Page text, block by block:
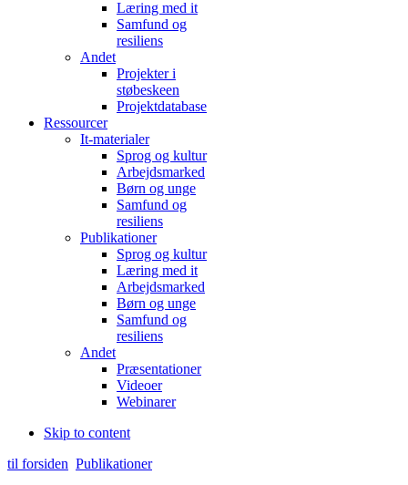
Læring med it
Samfund og
resiliens
Andet
Projekter i
støbeskeen
Projektdatabase
Ressourcer
It-materialer
Sprog og kultur
Arbejdsmarked
Børn og unge
Samfund og
resiliens
Publikationer
Sprog og kultur
Læring med it
Arbejdsmarked
Børn og unge
Samfund og
resiliens
Andet
Præsentationer
Videoer
Webinarer
Skip to content
til forsiden Publikationer